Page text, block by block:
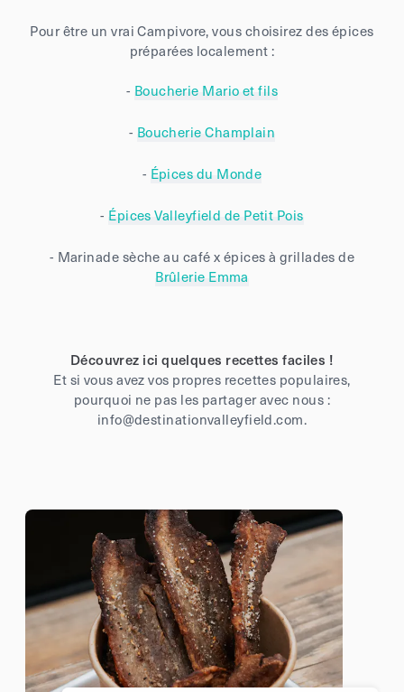
Pour être un vrai Campivore, vous choisirez des épices
préparées localement :
- Boucherie Mario et fils
- Boucherie Champlain
- Épices du Monde
- Épices Valleyfield de Petit Pois
- Marinade sèche au café x épices à grillades de
Brûlerie Emma
Découvrez ici quelques recettes faciles !
Et si vous avez vos propres recettes populaires,
pourquoi ne pas les partager avec nous :
info@destinationvalleyfield.com.